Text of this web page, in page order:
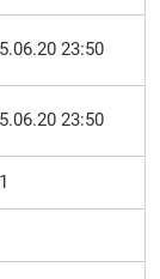
23:50
23:50